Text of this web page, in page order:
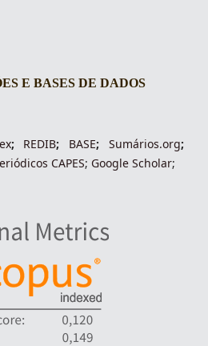
E BASES DE DADOS
; REDIB; BASE;Sumários.org;
s CAPES; Google Scholar;